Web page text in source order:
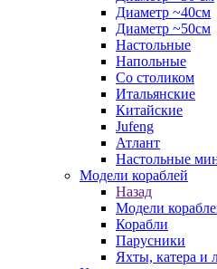
Диаметр ~40см
Диаметр ~50см
Настольные
Напольные
Со столиком
Итальянские
Китайские
Jufeng
Атлант
Настольные
Модели кораблей
Назад
Модели
Корабли
Парусники
Яхты, катера и